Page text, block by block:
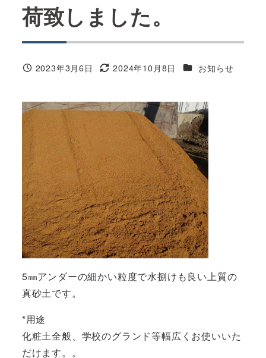
荷致しました。
投稿日
2023年3月6日
更新日
2024年10月8日 カテゴリー
お知らせ
5㎜アンダーの細かい粒度で水捌けも良い上質の
真砂土です。
*用途
化粧土全般、学校のグランド等幅広くお使いいた
だけます。。